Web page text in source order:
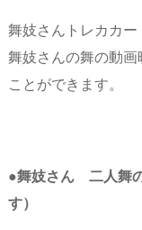
舞妓さんトレカカ
舞妓さんの舞の動
ことができます。
●舞妓さん 二人舞
す）